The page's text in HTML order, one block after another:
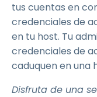
tus cuentas en
credenciales de
en tu host. Tu
credenciales de
caduquen en una
Disfruta de una